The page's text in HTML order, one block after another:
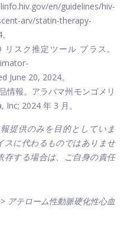
en/guidelines/hiv-
arv/statin-therapy-
スク推定ツール プラス。
June 20, 2024。
情報。アラバマ州モンゴメリ
2024 年 3 月。
提供のみを目的としていま
スに代わるものではありませ
存する場合は、ご自身の責任
アテローム性動脈硬化性心血